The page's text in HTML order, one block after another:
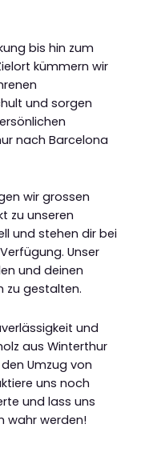
bis hin zum
kümmern wir
und sorgen
nach Barcelona
wir grossen
zu unseren
und stehen dir bei
Unser
und deinen
zu gestalten.
und
aus Winterthur
Umzug von
uns noch
und lass uns
wahr werden!